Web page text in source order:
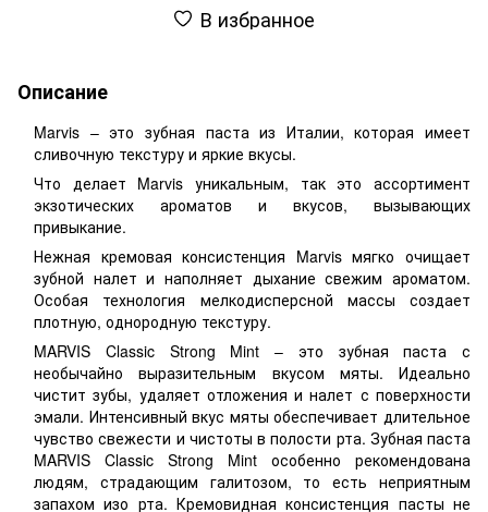
В избранное
Описание
Marvis – это зубная паста из Италии, которая имеет
сливочную текстуру и яркие вкусы.
Что делает Marvis уникальным, так это ассортимент
экзотических ароматов и вкусов, вызывающих
привыкание.
Нежная кремовая консистенция Marvis мягко очищает
зубной налет и наполняет дыхание свежим ароматом.
Особая технология мелкодисперсной массы создает
плотную, однородную текстуру.
MARVIS Classic Strong Mint – это зубная паста с
необычайно выразительным вкусом мяты. Идеально
чистит зубы, удаляет отложения и налет с поверхности
эмали. Интенсивный вкус мяты обеспечивает длительное
чувство свежести и чистоты в полости рта. Зубная паста
MARVIS Classic Strong Mint особенно рекомендована
людям, страдающим галитозом, то есть неприятным
запахом изо рта. Кремовидная консистенция пасты не